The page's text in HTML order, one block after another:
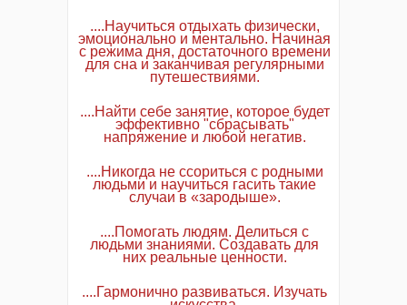
....Научиться отдыхать физически,
эмоционально и ментально. Начиная
с режима дня, достаточного времени
для сна и заканчивая регулярными
путешествиями.
....Найти себе занятие, которое будет
эффективно "сбрасывать"
напряжение и любой негатив.
....Никогда не ссориться с родными
людьми и научиться гасить такие
случаи в «зародыше».
....Помогать людям. Делиться с
людьми знаниями. Создавать для
них реальные ценности.
....Гармонично развиваться. Изучать